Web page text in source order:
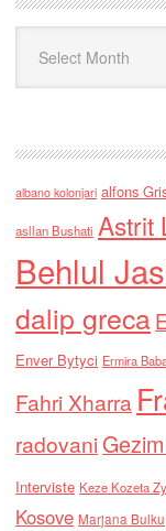
albano kolonjari alfons
asllan Bushati Astrit
Behlul
dalip greca
Enver Bytyci Ermira
Fahri Xharra
radovani
Interviste Keze Kozeta
Kosove Marjana Bulku